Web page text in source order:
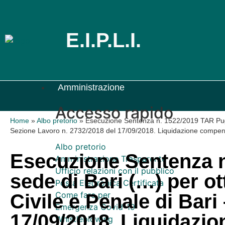
E.I.P.L.I.
Amministrazione
Accesso rapido
Albo pretorio
Amministrazione Trasparente
Ufficio relazioni con il pubblico
Posta Elettronica Certificata
Come fare per
Emergenza Covid-19
Whistleblowing
Home » Albo pretorio» Esecuzione Sentenza n. 1522/2019 TAR
Sezione Lavoro n. 2732/2018 del 17/09/2018. Liquidazione
Esecuzione Sentenza
sede di Bari (…) per
Civile e Penale di Bari